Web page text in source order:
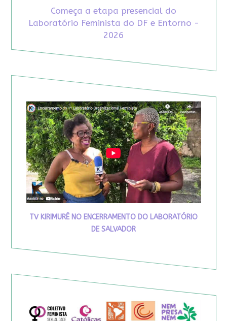
Começa a etapa presencial do
Laboratório Feminista do DF e Entorno -
2026
TV KIRIMURÊ NO ENCERRAMENTO DO LABORATÓRIO
DE SALVADOR